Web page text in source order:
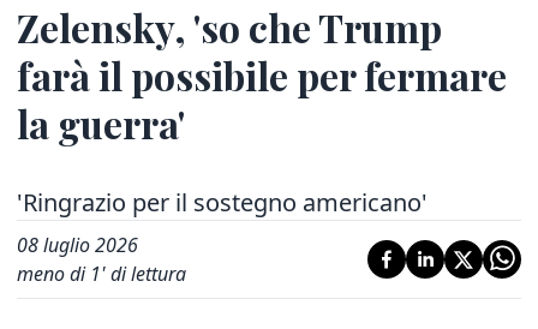
Zelensky, 'so che Trump
farà il possibile per fermare
la guerra'
'Ringrazio per il sostegno americano'
08 luglio 2026
meno di 1' di lettura